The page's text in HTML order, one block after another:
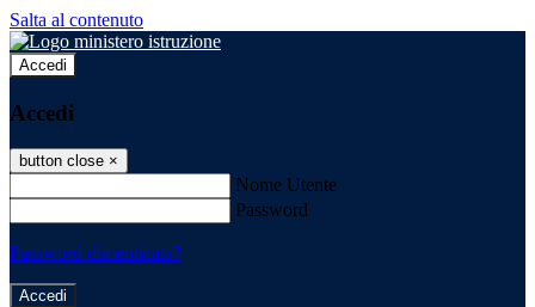
Salta al contenuto
Accedi
Accedi
button close ×
Nome Utente
Password
Password dimenticata?